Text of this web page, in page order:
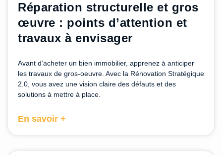
Réparation structurelle et gros
œuvre : points d’attention et
travaux à envisager
Avant d’acheter un bien immobilier, apprenez à anticiper
les travaux de gros-oeuvre. Avec la Rénovation Stratégique
2.0, vous avez une vision claire des défauts et des
solutions à mettre à place.
En savoir +